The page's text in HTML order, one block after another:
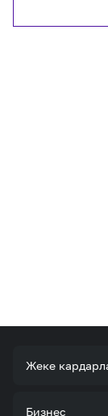
Жеке
Тарифтер
Бизнес